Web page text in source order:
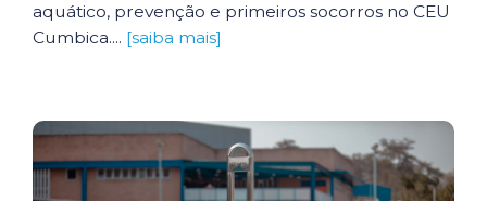
aquático, prevenção e primeiros socorros no CEU
Cumbica.... [saiba mais]